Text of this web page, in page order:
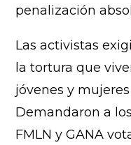
penalización
Las activistas
la tortura que
jóvenes y
Demandaron a
FMLN y GANA